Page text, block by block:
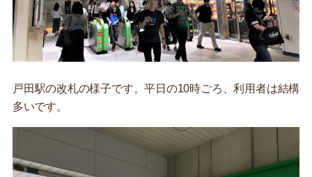
戸田駅の改札の様子です。平日の10時ごろ、利用者は結構
多いです。